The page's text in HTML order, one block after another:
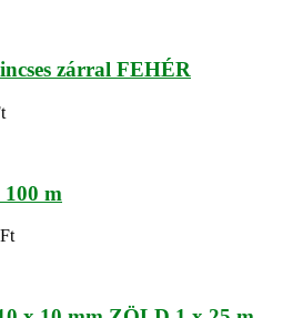
zárral FEHÉR
100 m
Ft